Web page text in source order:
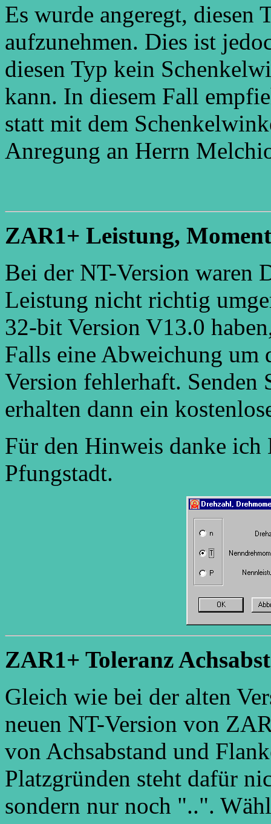
Es wurde angeregt, diesen
aufzunehmen. Dies ist
diesen Typ kein
kann. In diesem Fall
statt mit dem
Anregung an Herrn
ZAR1+ Leistung, Moment
Bei der NT-Version waren
Leistung nicht richtig
32-bit Version V13.0
Falls eine Abweichung
Version fehlerhaft.
erhalten dann ein
Für den Hinweis danke
Pfungstadt.
ZAR1+ Toleranz
Gleich wie bei der alten
neuen NT-Version von
von Achsabstand und
Platzgründen steht dafür
sondern nur noch "..".